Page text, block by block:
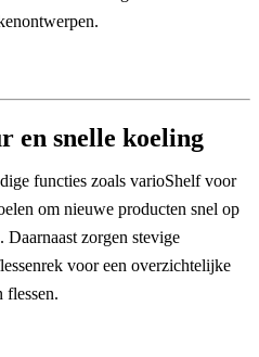
en snelle koeling
functies zoals varioShelf voor
om nieuwe producten snel op
Daarnaast zorgen stevige
voor een overzichtelijke
flessen.